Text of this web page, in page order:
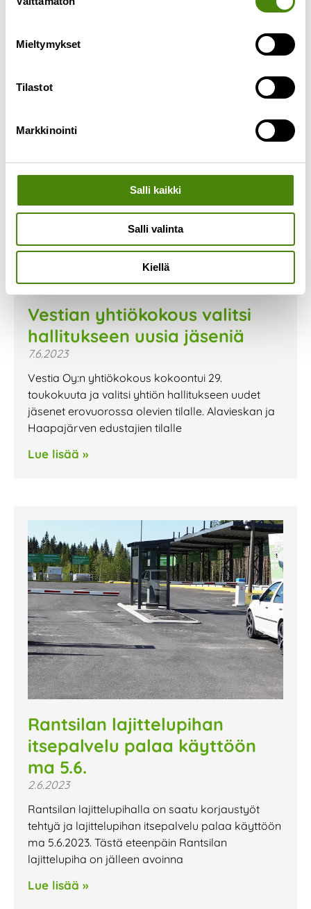
valinta
Mieltymykset
Tilastot
Markkinointi
Salli kaikki
Salli valinta
Kiellä
Lue lisää »
Vestian yhtiökokous valitsi
hallitukseen uusia jäseniä
7.6.2023
Vestia Oy:n yhtiökokous kokoontui 29.
toukokuuta ja valitsi yhtiön hallitukseen uudet
jäsenet erovuorossa olevien tilalle. Alavieskan ja
Haapajärven edustajien tilalle
Lue lisää »
Rantsilan lajittelupihan
itsepalvelu palaa käyttöön
ma 5.6.
2.6.2023
Rantsilan lajittelupihalla on saatu korjaustyöt
tehtyä ja lajittelupihan itsepalvelu palaa käyttöön
ma 5.6.2023. Tästä eteenpäin Rantsilan
lajittelupiha on jälleen avoinna
Lue lisää »